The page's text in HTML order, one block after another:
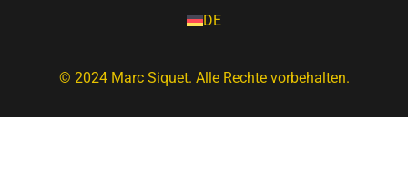
© 2024 Marc Siquet. Alle Rechte vorbehalten.
DE